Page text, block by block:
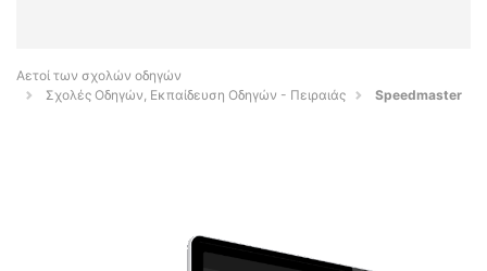
Αετοί των σχολών οδηγών
Σχολές Οδηγών, Εκπαίδευση Οδηγών - Πειραιάς
Speedmaster